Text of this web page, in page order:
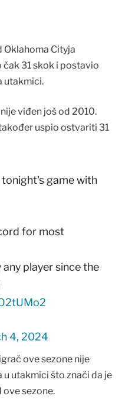
Oklahoma Cityja
čak 31 skok i postavio
utakmici.
viđen još od 2010.
uspio ostvariti 31
game with
for most
player since the
4, 2024
ove sezone nije
utakmici što znači da je
sezone.